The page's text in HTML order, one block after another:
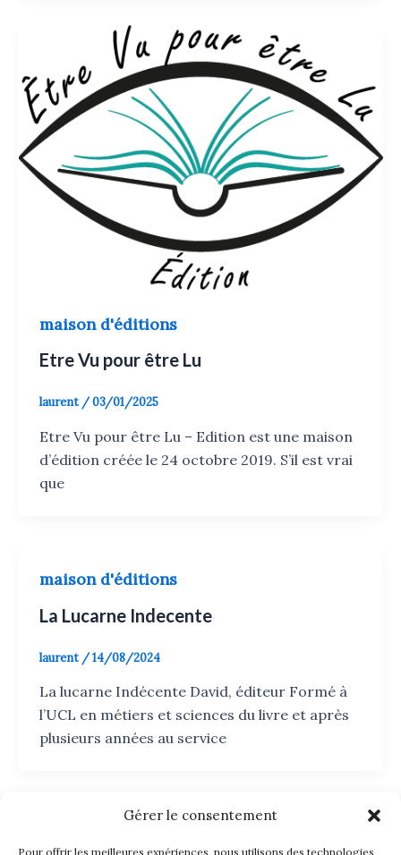
Gérer le consentement
Pour offrir les meilleures expériences, nous utilisons des technologies
maison d'éditions
Etre Vu pour être Lu
laurent /03/01/2025
Etre Vu pour être Lu – Edition est une maison
d’édition créée le 24 octobre 2019. S’il est vrai
que
maison d'éditions
La Lucarne Indecente
laurent /14/08/2024
La lucarne Indécente David, éditeur Formé à
l’UCL en métiers et sciences du livre et après
plusieurs années au service